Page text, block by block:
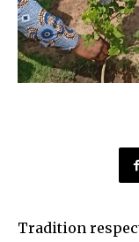
Tradition